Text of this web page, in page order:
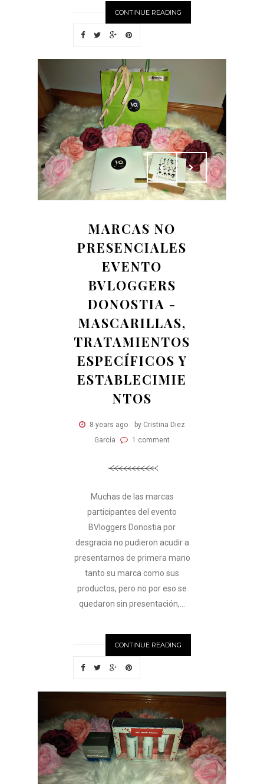
CONTINUE READING
MARCAS NO
PRESENCIALES
EVENTO
BVLOGGERS
DONOSTIA -
MASCARILLAS,
TRATAMIENTOS
ESPECÍFICOS Y
ESTABLECIMIE
NTOS
8 years ago
by Cristina Diez
García
1 comment
Muchas de las marcas
participantes del evento
BVloggers Donostia por
desgracia no pudieron acudir a
presentarnos de primera mano
tanto su marca como sus
productos, pero no por eso se
quedaron sin presentación,...
CONTINUE READING